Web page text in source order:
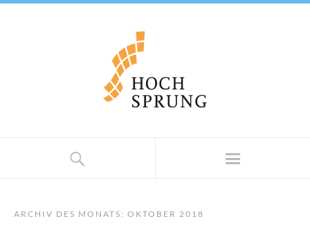
ARCHIV DES MONATS: OKTOBER 2018